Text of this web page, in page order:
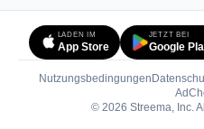
LADEN IM
App Store
JETZT BEI
Google
Nutzungsbedingungen
© 2026 Streema, Inc.